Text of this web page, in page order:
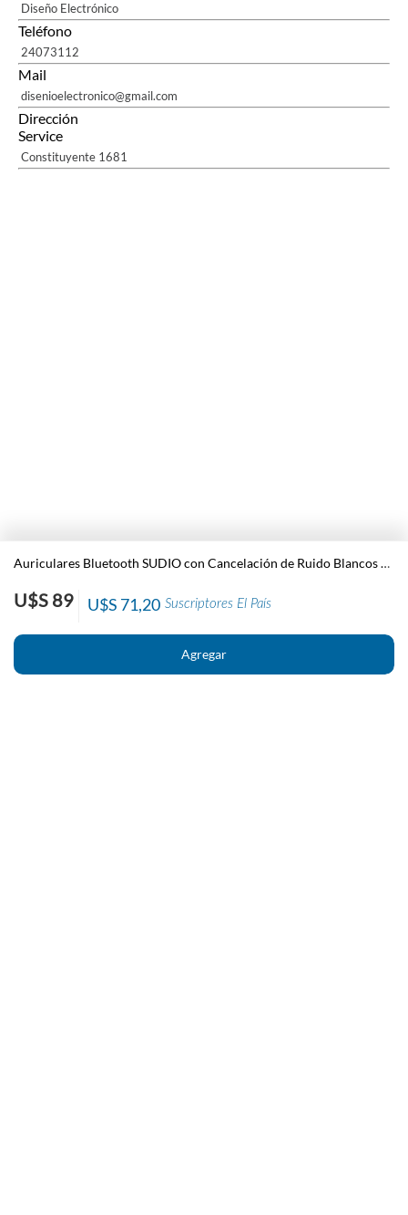
Auriculares Bluetooth SUDIO con Cancelación de Ruido Blancos K2WHT
U$S 89 Suscriptores El País
U$S 71,20
Diseño Electrónico
Teléfono
24073112
Mail
disenioelectronico@gmail.com
Dirección
Service
Constituyente 1681